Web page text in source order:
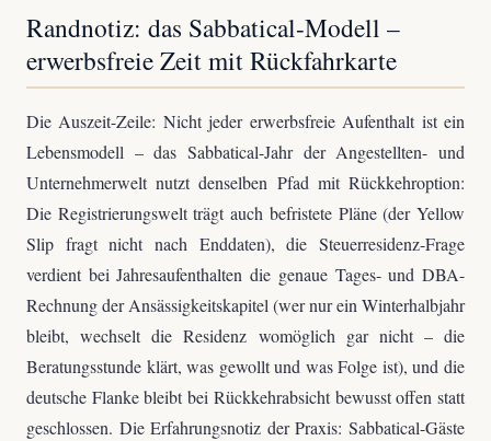
Randnotiz: das Sabbatical-Modell –
erwerbsfreie Zeit mit Rückfahrkarte
Die Auszeit-Zeile: Nicht jeder erwerbsfreie Aufenthalt ist ein
Lebensmodell – das Sabbatical-Jahr der Angestellten- und
Unternehmerwelt nutzt denselben Pfad mit Rückkehroption:
Die Registrierungswelt trägt auch befristete Pläne (der Yellow
Slip fragt nicht nach Enddaten), die Steuerresidenz-Frage
verdient bei Jahresaufenthalten die genaue Tages- und DBA-
Rechnung der Ansässigkeitskapitel (wer nur ein Winterhalbjahr
bleibt, wechselt die Residenz womöglich gar nicht – die
Beratungsstunde klärt, was gewollt und was Folge ist), und die
deutsche Flanke bleibt bei Rückkehrabsicht bewusst offen statt
geschlossen. Die Erfahrungsnotiz der Praxis: Sabbatical-Gäste